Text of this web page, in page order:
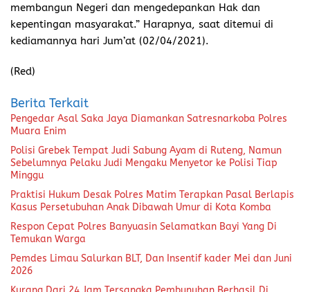
membangun Negeri dan mengedepankan Hak dan
kepentingan masyarakat.” Harapnya, saat ditemui di
kediamannya hari Jum’at (02/04/2021).
(Red)
Berita Terkait
Pengedar Asal Saka Jaya Diamankan Satresnarkoba Polres
Muara Enim
Polisi Grebek Tempat Judi Sabung Ayam di Ruteng, Namun
Sebelumnya Pelaku Judi Mengaku Menyetor ke Polisi Tiap
Minggu
Praktisi Hukum Desak Polres Matim Terapkan Pasal Berlapis
Kasus Persetubuhan Anak Dibawah Umur di Kota Komba
Respon Cepat Polres Banyuasin Selamatkan Bayi Yang Di
Temukan Warga
Pemdes Limau Salurkan BLT, Dan Insentif kader Mei dan Juni
2026